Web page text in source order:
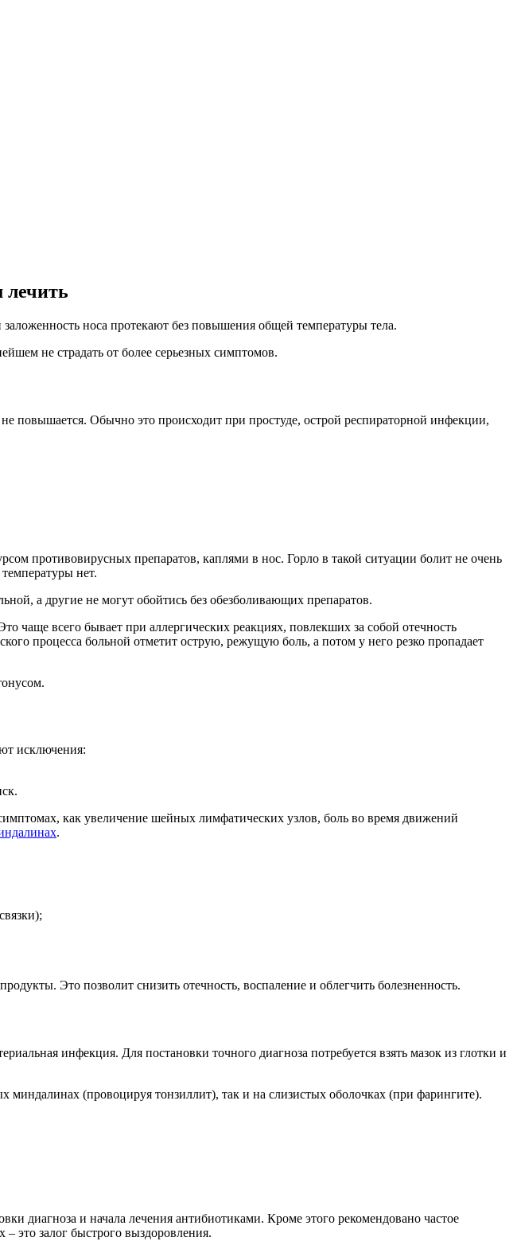
лечить
носа протекают без повышения общей температуры тела.
не страдать от более серьезных симптомов.
повышается. Обычно это происходит при простуде, острой респираторной инфекции,
противовирусных препаратов, каплями в нос. Горло в такой ситуации болит не очень
нет.
а другие не могут обойтись без обезболивающих препаратов.
чаще всего бывает при аллергических реакциях, повлекших за собой отечность
процесса больной отметит острую, режущую боль, а потом у него резко пропадает
исключения:
как увеличение шейных лимфатических узлов, боль во время движений
.
Это позволит снизить отечность, воспаление и облегчить болезненность.
инфекция. Для постановки точного диагноза потребуется взять мазок из глотки и
миндалинах (провоцируя тонзиллит), так и на слизистых оболочках (при фарингите).
диагноза и начала лечения антибиотиками. Кроме этого рекомендовано частое
это залог быстрого выздоровления.